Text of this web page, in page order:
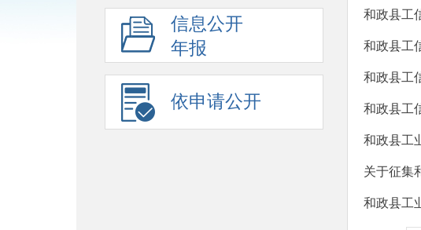
信息公开
年报
依申请公开
和政县工
和政县工
和政县工
和政县工
关于征集
和政县工